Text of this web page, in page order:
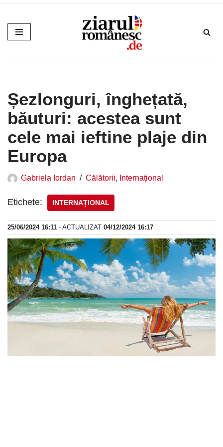
Sari
la
Șezlonguri, înghețată,
băuturi: acestea sunt
cele mai ieftine plaje din
Europa
Gabriela Iordan Călătorii, Internațional
Etichete: INTERNAȚIONAL
25/06/2024 16:11 - ACTUALIZAT 04/12/2024 16:17